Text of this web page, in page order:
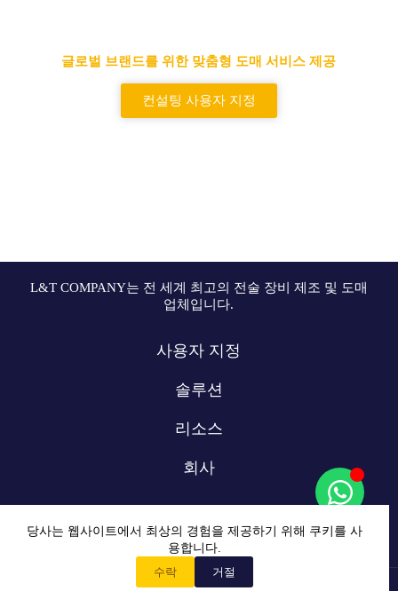
당사는 웹사이트에서 최상의 경험을 제공하기 위해 쿠키를 사
용합니다.
수락 거절
글로벌 브랜드를 위한 맞춤형 도매 서비스 제공
컨설팅 사용자 지정
L&T COMPANY는 전 세계 최고의 전술 장비 제조 및 도매
업체입니다.
사용자 지정
솔루션
리소스
회사
Copyright © 2009-2024 L&T COMPANY Co, Ltd. 모든 권리